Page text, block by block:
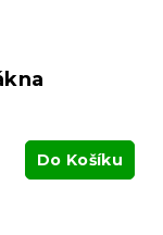
Do Košíku